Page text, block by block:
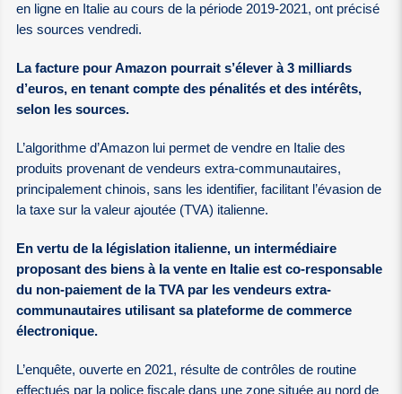
en ligne en Italie au cours de la période 2019-2021, ont précisé
les sources vendredi.
La facture pour Amazon pourrait s’élever à 3 milliards
d’euros, en tenant compte des pénalités et des intérêts,
selon les sources.
L’algorithme d’Amazon lui permet de vendre en Italie des
produits provenant de vendeurs extra-communautaires,
principalement chinois, sans les identifier, facilitant l’évasion de
la taxe sur la valeur ajoutée (TVA) italienne.
En vertu de la législation italienne, un intermédiaire
proposant des biens à la vente en Italie est co-responsable
du non-paiement de la TVA par les vendeurs extra-
communautaires utilisant sa plateforme de commerce
électronique.
L’enquête, ouverte en 2021, résulte de contrôles de routine
effectués par la police fiscale dans une zone située au nord de